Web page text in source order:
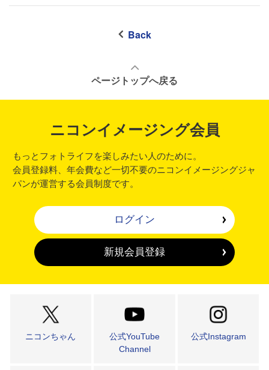
Back
ページトップへ戻る
ニコンイメージング会員
もっとフォトライフを楽しみたい人のために。
会員登録料、年会費など一切不要のニコンイメージングジャ
パンが運営する会員制度です。
ログイン
新規会員登録
ニコンちゃん
公式YouTube
Channel
公式Instagram